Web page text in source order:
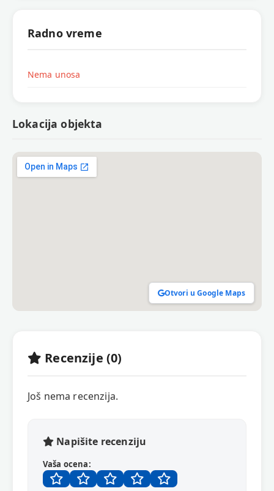
Radno vreme
Nema unosa
Lokacija objekta
Otvori u Google Maps
Recenzije (0)
Još nema recenzija.
Napišite recenziju
Vaša ocena: